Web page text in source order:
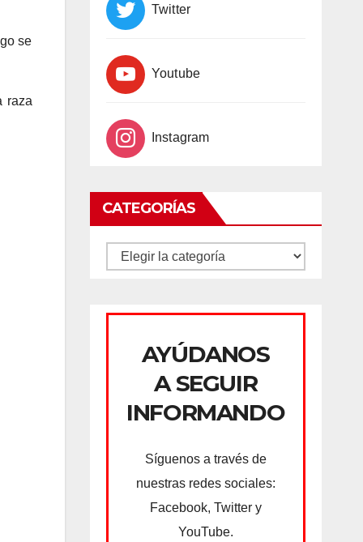
se
raza
Twitter
Youtube
Instagram
CATEGORÍAS
CATEGORÍAS
AYÚDANOS
A SEGUIR
INFORMANDO
Síguenos a través de
nuestras redes sociales:
Facebook, Twitter y
YouTube.